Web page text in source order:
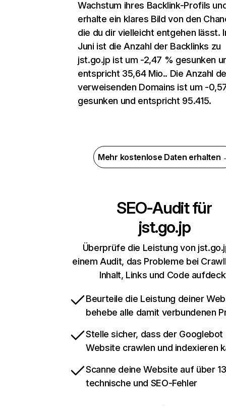
Wachstum ihres Backlink-Profils
erhalte ein klares Bild von den
die du dir vielleicht entgehen lässt.
Juni ist die Anzahl der Backlinks zu
jst.go.jp ist um -2,47 % gesunken
entspricht 35,64 Mio.. Die Anzahl
verweisenden Domains ist um -
gesunken und entspricht 95.415.
Mehr kostenlose Daten erhalten
SEO-Audit für
jst.go.jp
Überprüfe die Leistung von
einem Audit, das Probleme bei
Inhalt, Links und Code
Beurteile die Leistung deiner
behebe alle damit verbundenen
Stelle sicher, dass der Googlebot
Website crawlen und indexieren
Scanne deine Website auf über
technische und SEO-Fehler